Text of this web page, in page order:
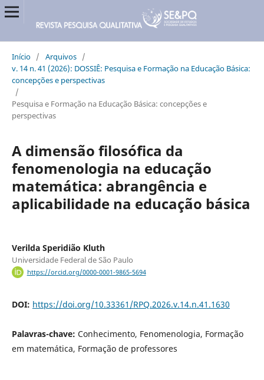
Início / Arquivos /
v. 14 n. 41 (2026): DOSSIÊ: Pesquisa e Formação na Educação Básica:
concepções e perspectivas
/
Pesquisa e Formação na Educação Básica: concepções e
perspectivas
A dimensão filosófica da
fenomenologia na educação
matemática: abrangência e
aplicabilidade na educação básica
Verilda Speridião Kluth
Universidade Federal de São Paulo
https://orcid.org/0000-0001-9865-5694
DOI: https://doi.org/10.33361/RPQ.2026.v.14.n.41.1630
Palavras-chave: Conhecimento, Fenomenologia, Formação
em matemática, Formação de professores